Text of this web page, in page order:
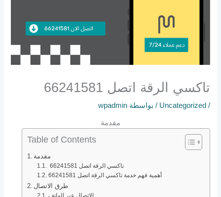
تاكسي الرقة اتصل 66241581
/
Uncategorized / بواسطة wpadmin
مقدمة
Table of Contents
مقدمة
تاكسي الرقة اتصل 66241581
أهمية فهم خدمة تاكسي الرقة اتصل 66241581
طرق الاتصال
الاتصال عبر الهاتف